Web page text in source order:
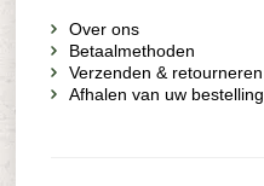
Over ons
Betaalmethoden
Verzenden & retourneren
Afhalen van uw bestelling